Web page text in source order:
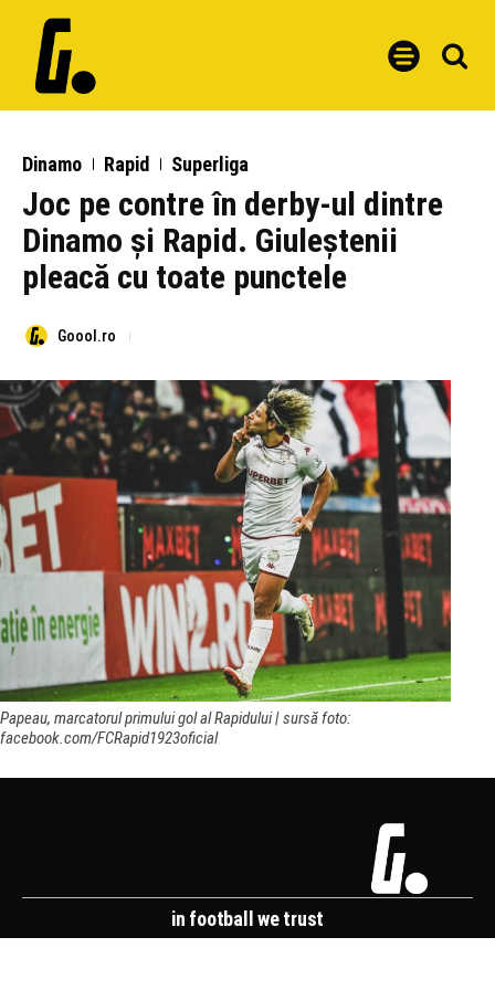
Dinamo Rapid Superliga
Joc pe contre în derby-ul dintre
Dinamo și Rapid. Giuleștenii
pleacă cu toate punctele
Goool.ro
Papeau, marcatorul primului gol al Rapidului | sursă foto:
facebook.com/FCRapid1923oficial
in football we trust